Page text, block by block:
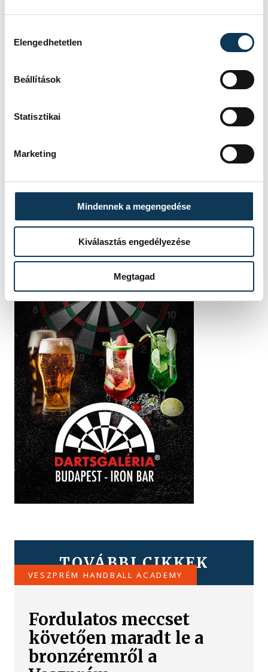
Elengedhetetlen
Beállítások
Statisztikai
Marketing
Mindennek a megengedése
Kiválasztás engedélyezése
Megtagad
TOVÁBBI CIKKEK
VESZPRÉM HANDBALL ACADEMY
Fordulatos meccset
követően maradt le a
bronzéremről a